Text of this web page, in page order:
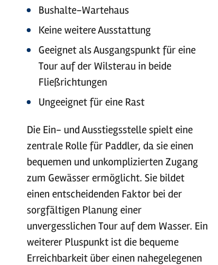
Bushalte-Wartehaus
Keine weitere Ausstattung
Geeignet als Ausgangspunkt für eine
Tour auf der Wilsterau in beide
Fließrichtungen
Ungeeignet für eine Rast
Die Ein- und Ausstiegsstelle spielt eine
zentrale Rolle für Paddler, da sie einen
bequemen und unkomplizierten Zugang
zum Gewässer ermöglicht. Sie bildet
einen entscheidenden Faktor bei der
sorgfältigen Planung einer
unvergesslichen Tour auf dem Wasser. Ein
weiterer Pluspunkt ist die bequeme
Erreichbarkeit über einen nahegelegenen